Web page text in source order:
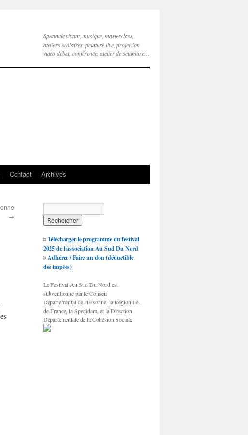
Spectacle vivant, musique, masterclass,
ateliers scolaires, peinture live, projection
video débat, conférence, atelier de sculpture…
Contact Archives
→
¤Télécharger le programme du festival
2025 de l'association Au Sud Du Nord
¤Adhérer / Faire un don (déductible
des impôts)
Le Festival Au Sud Du Nord est
subventionné par le Conseil
Départemental de l'Essonne, la Région Ile-
de-France, la Spedidam, et la Direction
Départementale de la Cohésion Sociale